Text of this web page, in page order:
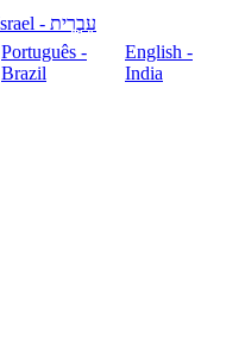
עִבְרִית - Israel
Português -
Brazil
English -
India